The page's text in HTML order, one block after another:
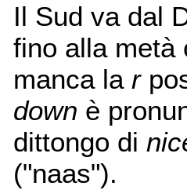
Il Sud va dal
fino alla metà
manca la r
down è
dittongo di
("naas").